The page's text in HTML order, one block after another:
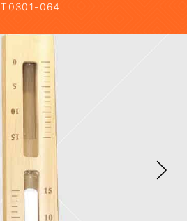
T0301-064